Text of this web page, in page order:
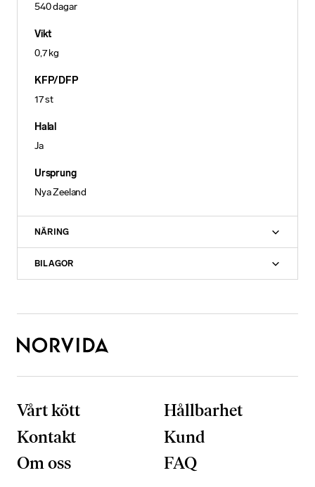
540 dagar
Vikt
0,7 kg
KFP/DFP
17 st
Halal
Ja
Ursprung
Nya Zeeland
NÄRING
BILAGOR
Vårt kött
Hållbarhet
Kontakt
Kund
Om oss
FAQ
N
d
v